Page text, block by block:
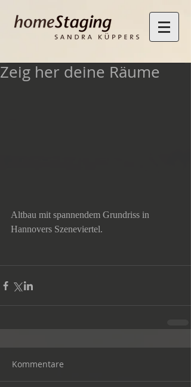
Zeig her deine Räume
Altbau mit spannendem Grundriss in
Hannovers Szeneviertel.
Kommentare